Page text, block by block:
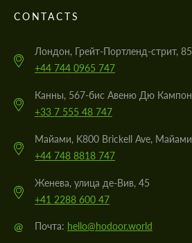
CONTACTS
Лондон, Грейт-Портленд-стрит, 85
+44 744 0965 747
Канны, 567-бис Авеню Дю Кампон
+33 7 555 48 747
Майами, K800 Brickell Ave, Майами
+44 748 8818 747
Женева, улица де-Вив, 45
+41 2288 600 47
@ Почта: hello@hodoor.world